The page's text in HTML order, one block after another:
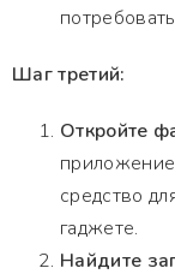
Шаг третий:
Откройте
средство
гаджете.
Найдите